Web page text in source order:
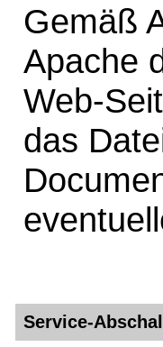
Gemäß
Apache
Web-
das
Service-